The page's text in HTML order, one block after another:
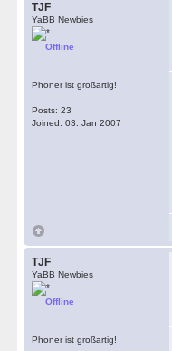
TJF
YaBB Newbies
Offline
Phoner ist großartig!
Posts: 23
Joined: 03. Jan 2007
TJF
YaBB Newbies
Offline
Phoner ist großartig!